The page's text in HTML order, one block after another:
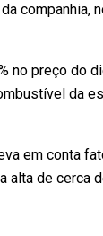
companhia,
no preço do
da
em conta
alta de cerca